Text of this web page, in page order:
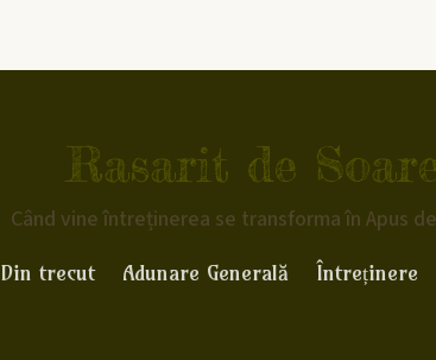
Rasarit de
Când vine întreținerea se transforma în Apus
Din trecut Adunare Generală Întreținere